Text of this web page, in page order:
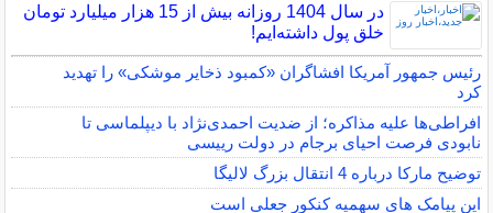
در سال 1404 روزانه بیش از 15 هزار میلیارد تومان
خلق پول داشته‌ایم!
رئیس جمهور آمریکا افشاگران «کمبود ذخایر موشکی» را تهدید
کرد
افراطی‌ها علیه مذاکره؛ از ضدیت احمدی‌نژاد با دیپلماسی تا
نابودی فرصت احیای برجام در دولت رییسی
توضیح مارکا درباره 4 انتقال بزرگ لالیگا
این پیامک های سهمیه کنکور جعلی است